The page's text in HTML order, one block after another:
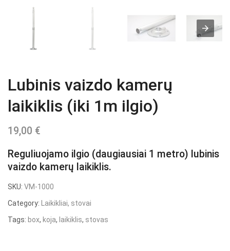
Lubinis vaizdo kamerų
laikiklis (iki 1m ilgio)
19,00 €
Reguliuojamo ilgio (daugiausiai 1 metro) lubinis
vaizdo kamerų laikiklis.
SKU: VM-1000
Category:
Laikikliai, stovai
Tags: box, koja, laikiklis, stovas